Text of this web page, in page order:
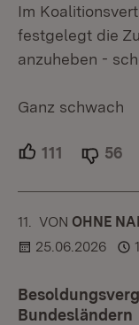
Im
festgelegt die
anzuheben -
Ganz schwach
111 56
11. KOMMENTAR
VON :OHNE
25.06.2026
Bundesländern